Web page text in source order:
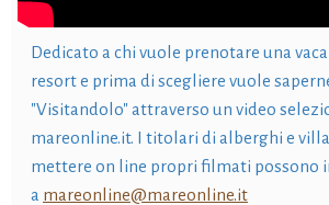
Dedicato a chi vuole prenotare una
resort e prima di scegliere vuole
"Visitandolo" attraverso un video
mareonline.it. I titolari di alberghi e
mettere on line propri filmati possono
a mareonline@mareonline.it